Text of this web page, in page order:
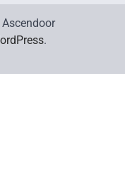
Ascendoor
.